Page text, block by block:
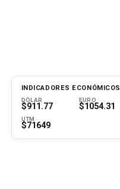
INDICADORES ECONÓMICOS
DÓLAR
$911.77
EURO
$1054.31
UTM
$71649